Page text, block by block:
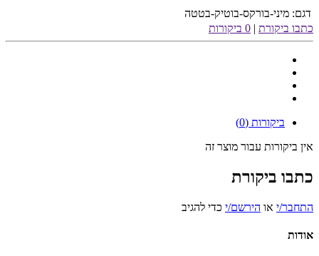
דגם: מיני-בורקס-בוטיק-בטטה
כתבו ביקורת | 0 ביקורות
ביקורות (0)
אין ביקורות עבור מוצר זה
כתבו ביקורת
התחבר/י או הירשם/י כדי להגיב
אודות